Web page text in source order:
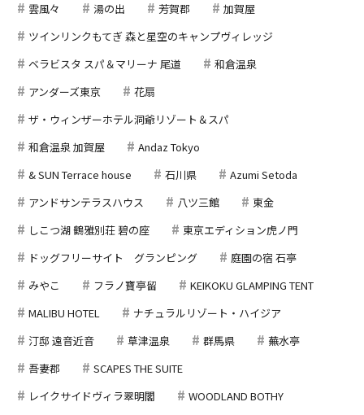
雲風々
湯の出 芳賀郡
加賀屋
ツインリンクもてぎ 森と星空のキャンプヴィレッジ
ベラビスタ スパ＆マリーナ 尾道
和倉温泉
アンダーズ東京
花扇
ザ・ウィンザーホテル洞爺リゾート＆スパ
和倉温泉 加賀屋
Andaz Tokyo
& SUN Terrace house
石川県
Azumi Setoda
アンドサンテラスハウス
八ツ三館
東金
しこつ湖 鶴雅別荘 碧の座
東京エディション虎ノ門
ドッグフリーサイト グランピング
庭園の宿 石亭
みやこ
フラノ寶亭留
KEIKOKU GLAMPING TENT
MALIBU HOTEL
ナチュラルリゾート・ハイジア
汀邸 遠音近音
草津温泉 群馬県
蕪水亭
吾妻郡
SCAPES THE SUITE
レイクサイドヴィラ翠明閣
WOODLAND BOTHY